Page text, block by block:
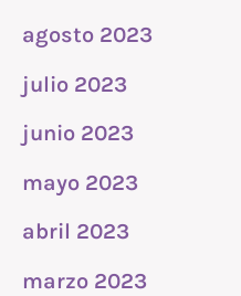
agosto 2023
julio 2023
junio 2023
mayo 2023
abril 2023
marzo 2023